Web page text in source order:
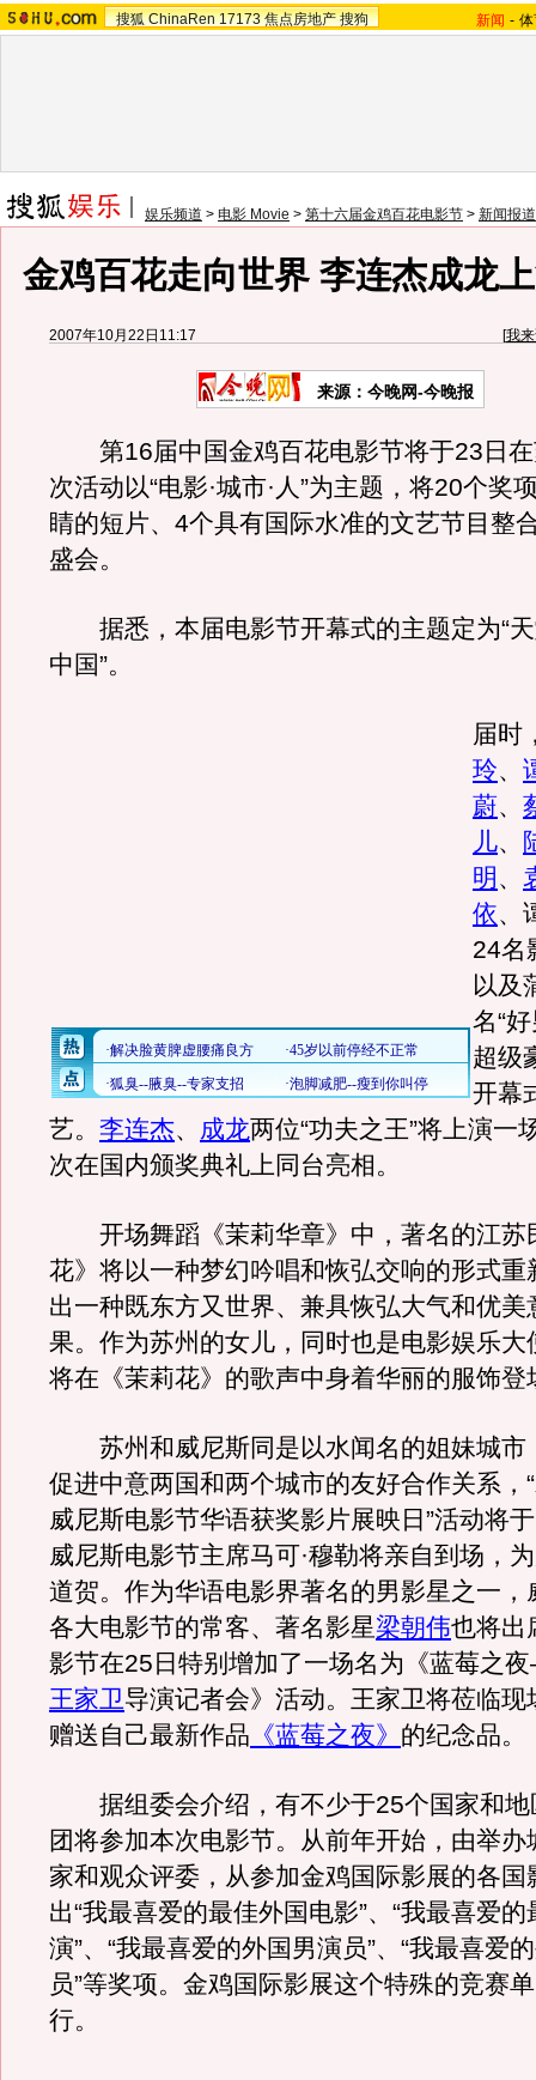
搜狐 ChinaRen 17173 焦点房地产 搜狗 新闻 -
娱乐频道 > 电影 Movie > 第十六届金鸡百花电影节 > 新闻报道
金鸡百花走向世界 李连杰成龙
2007年10月22日11:17 [我
来源：今晚网-今晚报
第16届中国金鸡百花电影节将于23日在
次活动以“电影·城市·人”为主题，将20个奖
睛的短片、4个具有国际水准的文艺节目整
盛会。
据悉，本届电影节开幕式的主题定为“天
中国”。
届时
玲、
蔚、
儿、
明 、
依、
24名
以及
名“
超级
开幕
艺。 李连杰、 成龙两位“功夫之王”将上演一
次在国内颁奖典礼上同台亮相。
开场舞蹈《茉莉华章》中，著名的江苏
花》将以一种梦幻吟唱和恢弘交响的形式重
出一种既东方又世界、兼具恢弘大气和优美
果。作为苏州的女儿，同时也是电影娱乐大
将在《茉莉花》的歌声中身着华丽的服饰登
苏州和威尼斯同是以水闻名的姐妹城市
促进中意两国和两个城市的友好合作关系
威尼斯电影节华语获奖影片展映日”活动将
威尼斯电影节主席马可·穆勒将亲自到场，
道贺。作为华语电影界著名的男影星之一，
各大电影节的常客、著名影星梁朝伟也将出
影节在25日特别增加了一场名为《蓝莓之
王家卫导演记者会》活动。王家卫将莅临现
赠送自己最新作品 《蓝莓之夜》 的纪念品。
据组委会介绍，有不少于25个国家和地
团将参加本次电影节。从前年开始，由举办
家和观众评委，从参加金鸡国际影展的各国
出“我最喜爱的最佳外国电影”、“我最喜爱
演”、“我最喜爱的外国男演员”、“我最喜爱
员”等奖项。金鸡国际影展这个特殊的竞赛
行。